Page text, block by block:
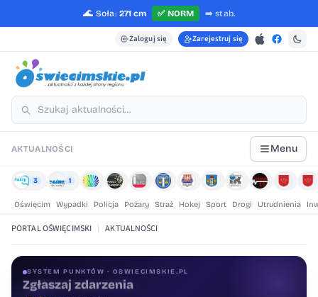
🌊 Soła: 271 cm ✅ NORM ➡️stab.
Zaloguj się Zarejestruj się
AKTUALNOŚCI Menu
3 1
Oświęcim Wypadki Policja Pożary Straż Hokej Sport Drogi Utrudnienia
PORTAL OŚWIĘCIMSKI | AKTUALNOŚCI
SYSTEM PUNKTÓW · OSWIECIMSKIE.PL
Oceniaj treści